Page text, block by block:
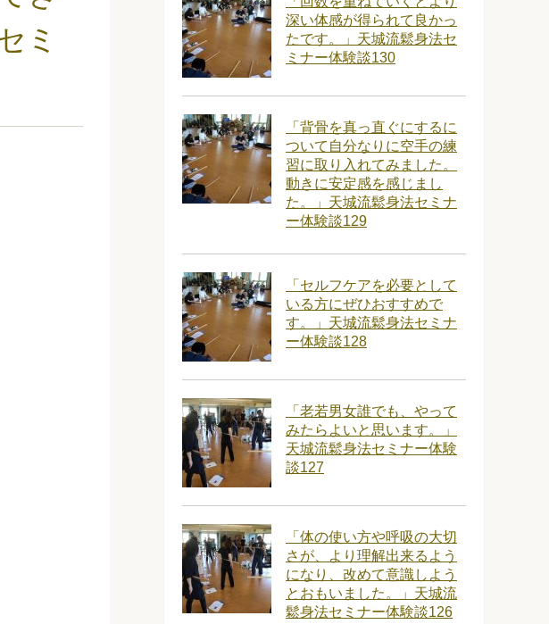
ミ
深い体感が得られて良かっ
たです。」天城流鬆身法セ
ミナー体験談130
「背骨を真っ直ぐにするに
ついて自分なりに空手の練
習に取り入れてみました。
動きに安定感を感じまし
た。」天城流鬆身法セミナ
ー体験談129
「セルフケアを必要として
いる方にぜひおすすめで
す。」天城流鬆身法セミナ
ー体験談128
「老若男女誰でも、やって
みたらよいと思います。」
天城流鬆身法セミナー体験
談127
「体の使い方や呼吸の大切
さが、より理解出来るよう
になり、改めて意識しよう
とおもいました。」天城流
鬆身法セミナー体験談126